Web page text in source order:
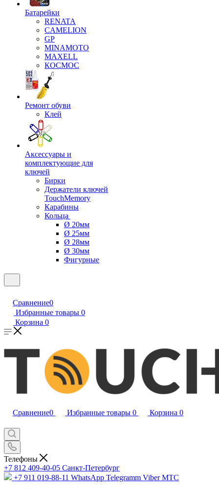
Батарейки
RENATA
CAMELION
GP
MINAMOTO
MAXELL
КОСМОС
Ремонт обуви
Клей
Аксессуары и
комплектующие для
ключей
Бирки
Держатели ключей
TouchMemory
Карабины
Кольца
Ø 20мм
Ø 25мм
Ø 28мм
Ø 30мм
Фигурные
Сравнение0
Избранные товары 0
Корзина 0
Сравнение0 Избранные товары 0 Корзина 0
Телефоны
+7 812 409-40-05 Санĸт-Петербург
+7 911 019-88-11 WhatsApp Telegramm Viber МТС